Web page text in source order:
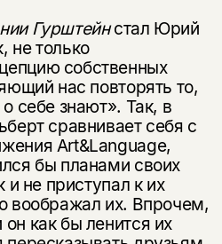
Гурштейнстал Юрий
не только
собственных
нас повторять то,
себе знают». Так, в
сравнивает себя с
Art&Language,
бы планами своих
и не приступал к их
воображал их. Впрочем,
как бы ленится их